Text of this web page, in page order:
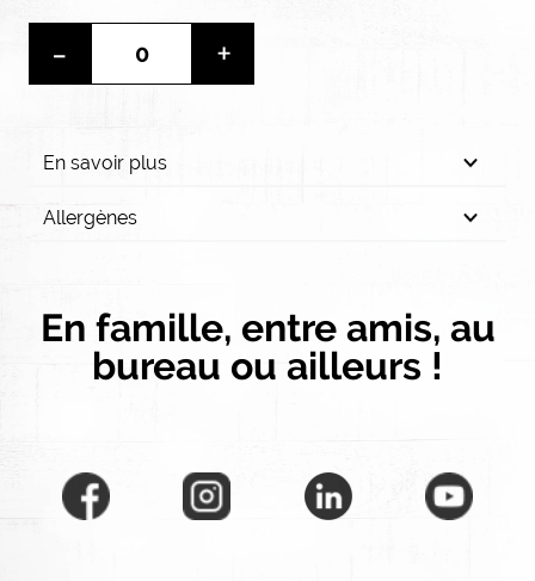
- +
En savoir plus
Allergènes
En famille, entre amis, au
bureau ou ailleurs !